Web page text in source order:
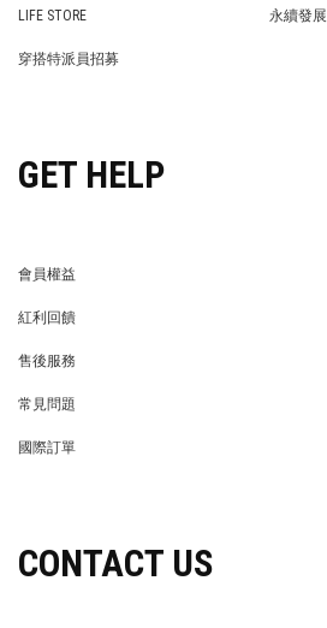
LIFE STORE
永續發展
穿搭特派員招募
GET HELP
會員權益
紅利回饋
售後服務
常見問題
國際訂單
CONTACT US